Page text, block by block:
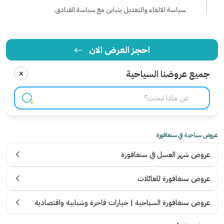
سياسة الالغاء والتعديل يتباين مع سياسة الفنادق.
احجز العرض الان
جميع عروضنا السياحية
×
عروض سياحية في سنغافورة
عروض شهر العسل في سنغافورة
عروض سنغافورة للعائلات
عروض سنغافورة السياحية | خيارات فاخرة وشبابية واقتصادية